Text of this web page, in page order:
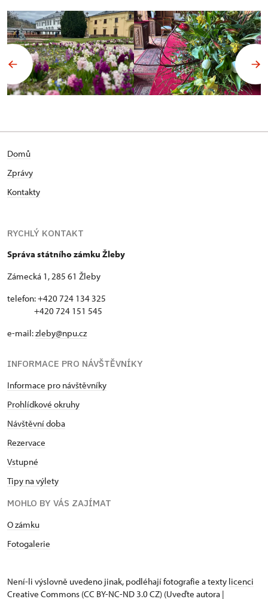
Domů
Zprávy
Kontakty
RYCHLÝ KONTAKT
Správa státního zámku Žleby
Zámecká 1, 285 61 Žleby
telefon: +420 724 134 325
+420 724 151 545
e-mail:zleby@npu.cz
INFORMACE PRO NÁVŠTĚVNÍKY
Informace pro návštěvníky
Prohlídkové okruhy
Návštěvní doba
Rezervace
Vstupné
Tipy na výlety
MOHLO BY VÁS ZAJÍMAT
O zámku
Fotogalerie
Není-li výslovně uvedeno jinak, podléhají fotografie a texty licenci
Creative Commons (CC BY-NC-ND 3.0 CZ) (Uveďte autora |